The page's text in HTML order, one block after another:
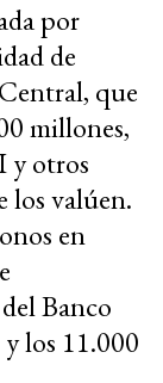
por
de
que
millones,
y otros
los valúen.
en
Banco
los 11.000